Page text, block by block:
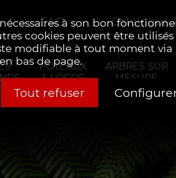
à son bon
cookies peuvent être
modifiable à tout moment via
en bas de page.
Tout refuser
FAQ Catalogue
POTEAUX
& LOGOS
ARBRES SUR
MESURE